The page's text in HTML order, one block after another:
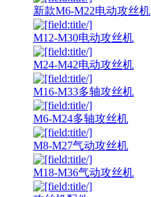
新款M6-M22电动攻丝机
M12-M30电动攻丝机
M24-M42电动攻丝机
M16-M33多轴攻丝机
M6-M24多轴攻丝机
M8-M27气动攻丝机
M18-M36气动攻丝机